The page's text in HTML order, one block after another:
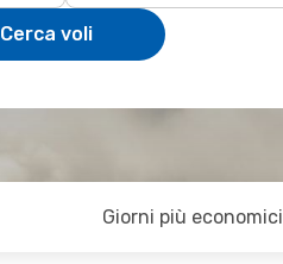
Cerca voli
Giorni più economici